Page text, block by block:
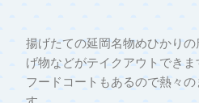
揚げたての延岡名物めひかり
げ物などがテイクアウトできま
フードコートもあるので熱々